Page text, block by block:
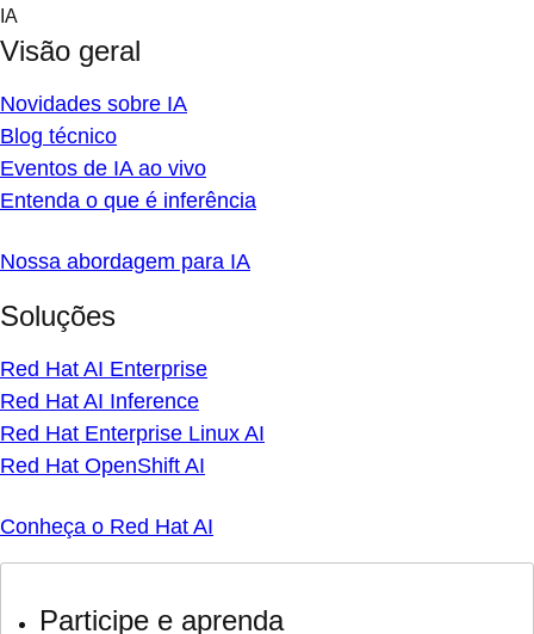
Skip
content
IA
Visão geral
Novidades sobre IA
Blog técnico
Eventos de IA ao vivo
Entenda o que é inferência
Nossa abordagem para IA
Soluções
Red Hat AI Enterprise
Red Hat AI Inference
Red Hat Enterprise Linux AI
Red Hat OpenShift AI
Conheça o Red Hat AI
Participe e aprenda